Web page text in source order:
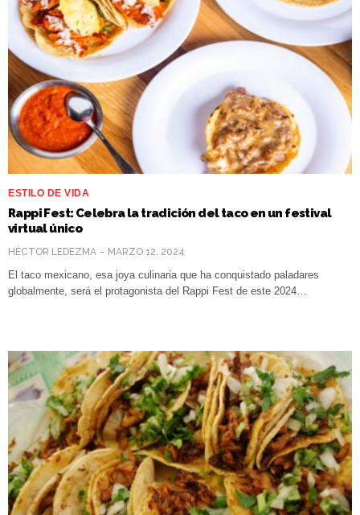
ESTILO DE VIDA
Rappi Fest: Celebra la tradición del taco en un festival
virtual único
HÉCTOR LEDEZMA MARZO 12, 2024
El taco mexicano, esa joya culinaria que ha conquistado paladares
globalmente, será el protagonista del Rappi Fest de este 2024…